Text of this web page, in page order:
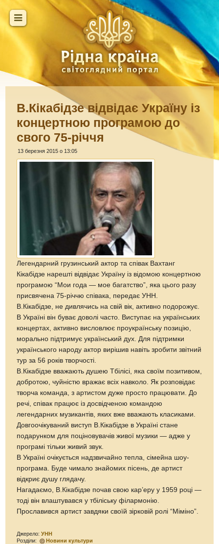
В.Кікабідзе відвідає Україну із
концертною програмою до
свого 75-річчя
13 березня 2015 о 13:05
Легендарний грузинський актор та співак Вахтанг
Кікабідзе нарешті відвідає Україну із відомою концертною
програмою “Мои года — мое багатство”, яка цього разу
присвячена 75-річчю співака, передає УНН.
В.Кікабідзе, не дивлячись на свій вік, активно подорожує.
В Україні він буває доволі часто. Виступає на українських
концертах, активно висловлює проукраїнську позицію,
морально підтримує український дух. Для підтримки
українського народу актор вирішив навіть зробити звітний
тур за 56 років творчості.
В.Кікабідзе вважають душею Тбілісі, яка своїм позитивом,
добротою, чуйністю вражає всіх навколо. Як розповідає
творча команда, з артистом дуже просто працювати. До
речі, співак працює із досвідченою командою
легендарних музикантів, яких вже вважають класиками.
Довгоочікуваний виступ В.Кікабідзе в Україні стане
подарунком для поціновувачів живої музики — адже у
програмі тільки живий звук.
В Україні очікується надзвичайно тепла, сімейна шоу-
програма. Буде чимало знайомих пісень, де артист
відкриє душу глядачу.
Нагадаємо, В.Кікабідзе почав свою кар’еру у 1959 році —
тоді він влаштувався у тбіліську філармонію.
Прославився артист завдяки своїй зірковій ролі “Міміно”.
Джерело:УНН
Розділи:
Новини культури